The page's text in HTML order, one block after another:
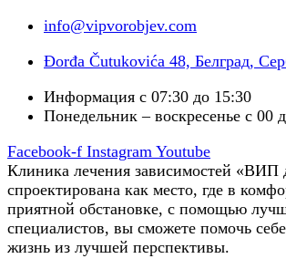
info@vipvorobjev.com
Đorđa Čutukovića 48, Белград,
Информация с 07:30 до 15:30
Понедельник – воскресенье с 00
Facebook-f Instagram Youtube
Клиника лечения зависимостей «ВИП
спроектирована как место, где в
приятной обстановке, с помощью
специалистов, вы сможете помочь себе
жизнь из лучшей перспективы.